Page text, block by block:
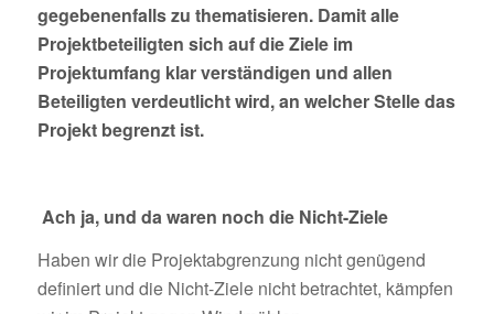
gegebenenfalls zu thematisieren. Damit alle
Projektbeteiligten sich auf die Ziele im
Projektumfang klar verständigen und allen
Beteiligten verdeutlicht wird, an welcher Stelle das
Projekt begrenzt ist.
Ach ja, und da waren noch die Nicht-Ziele
Haben wir die Projektabgrenzung nicht genügend
definiert und die Nicht-Ziele nicht betrachtet, kämpfen